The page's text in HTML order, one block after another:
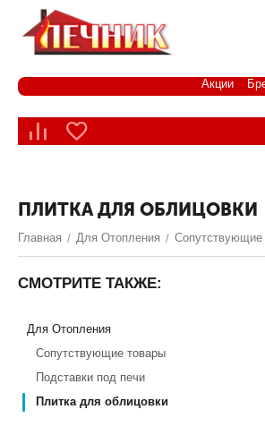
Акции
ПЛИТКА ДЛЯ ОБЛИЦОВКИ
Главная / Для Отопления / Сопутствующие
СМОТРИТЕ ТАКЖЕ:
Для Отопления
Сопутствующие товары
Подставки под печи
Плитка для облицовки